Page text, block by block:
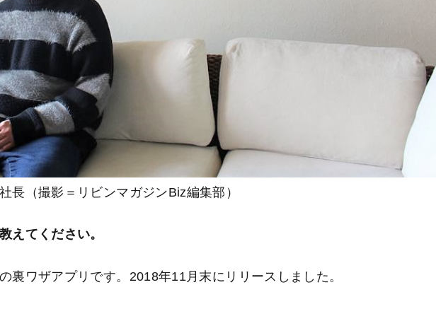
長（撮影＝リビンマガジンBiz編集部）
えてください。
裏ワザアプリです。2018年11月末にリリースしました。